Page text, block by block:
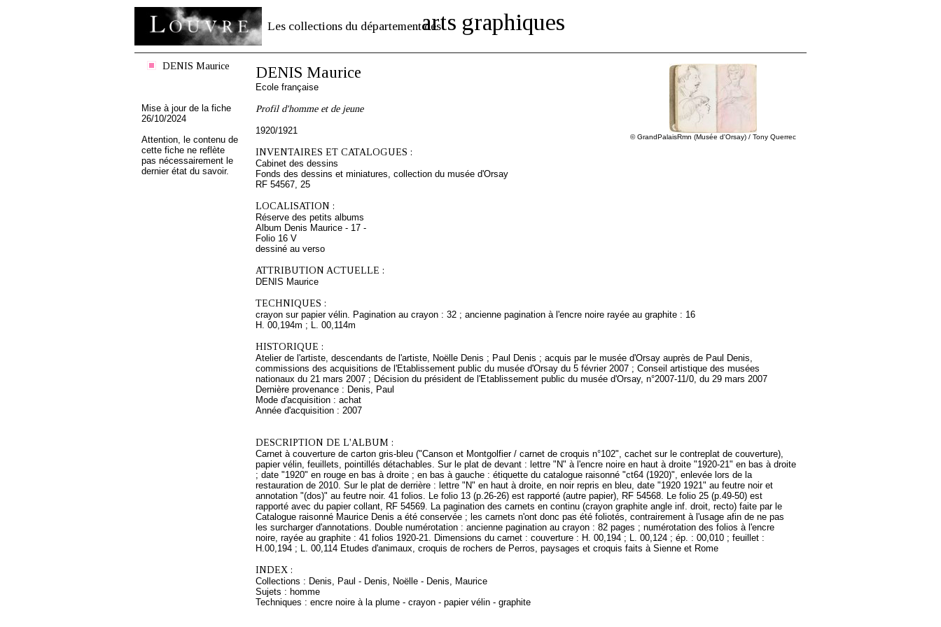
Les collections du département desarts graphiques
DENIS Maurice
Mise à jour de la fiche
26/10/2024
Attention, le contenu de
cette fiche ne reflète
pas nécessairement le
dernier état du savoir.
© GrandPalaisRmn (Musée d'Orsay) / Tony Querrec
DENIS Maurice
Ecole française
Profil d'homme et de jeune
1920/1921
INVENTAIRES ET CATALOGUES :
Cabinet des dessins
Fonds des dessins et miniatures, collection du musée d'Orsay
RF 54567, 25
LOCALISATION :
Réserve des petits albums
Album Denis Maurice - 17 -
Folio 16 V
dessiné au verso
ATTRIBUTION ACTUELLE :
DENIS Maurice
TECHNIQUES :
crayon sur papier vélin. Pagination au crayon : 32 ; ancienne pagination à l'encre noire rayée au graphite : 16
H. 00,194m ; L. 00,114m
HISTORIQUE :
Atelier de l'artiste, descendants de l'artiste, Noëlle Denis ; Paul Denis ; acquis par le musée d'Orsay auprès de Paul Denis,
commissions des acquisitions de l'Etablissement public du musée d'Orsay du 5 février 2007 ; Conseil artistique des musées
nationaux du 21 mars 2007 ; Décision du président de l'Etablissement public du musée d'Orsay, n°2007-11/0, du 29 mars 2007
Dernière provenance : Denis, Paul
Mode d'acquisition : achat
Année d'acquisition : 2007
DESCRIPTION DE L'ALBUM :
Carnet à couverture de carton gris-bleu ("Canson et Montgolfier / carnet de croquis n°102", cachet sur le contreplat de couverture),
papier vélin, feuillets, pointillés détachables. Sur le plat de devant : lettre "N" à l'encre noire en haut à droite "1920-21" en bas à droite
; date "1920" en rouge en bas à droite ; en bas à gauche : étiquette du catalogue raisonné "ct64 (1920)", enlevée lors de la
restauration de 2010. Sur le plat de derrière : lettre "N" en haut à droite, en noir repris en bleu, date "1920 1921" au feutre noir et
annotation "(dos)" au feutre noir. 41 folios. Le folio 13 (p.26-26) est rapporté (autre papier), RF 54568. Le folio 25 (p.49-50) est
rapporté avec du papier collant, RF 54569. La pagination des carnets en continu (crayon graphite angle inf. droit, recto) faite par le
Catalogue raisonné Maurice Denis a été conservée ; les carnets n'ont donc pas été foliotés, contrairement à l'usage afin de ne pas
les surcharger d'annotations. Double numérotation : ancienne pagination au crayon : 82 pages ; numérotation des folios à l'encre
noire, rayée au graphite : 41 folios 1920-21. Dimensions du carnet : couverture : H. 00,194 ; L. 00,124 ; ép. : 00,010 ; feuillet :
H.00,194 ; L. 00,114 Etudes d'animaux, croquis de rochers de Perros, paysages et croquis faits à Sienne et Rome
INDEX :
Collections : Denis, Paul - Denis, Noëlle - Denis, Maurice
Sujets : homme
Techniques : encre noire à la plume - crayon - papier vélin - graphite